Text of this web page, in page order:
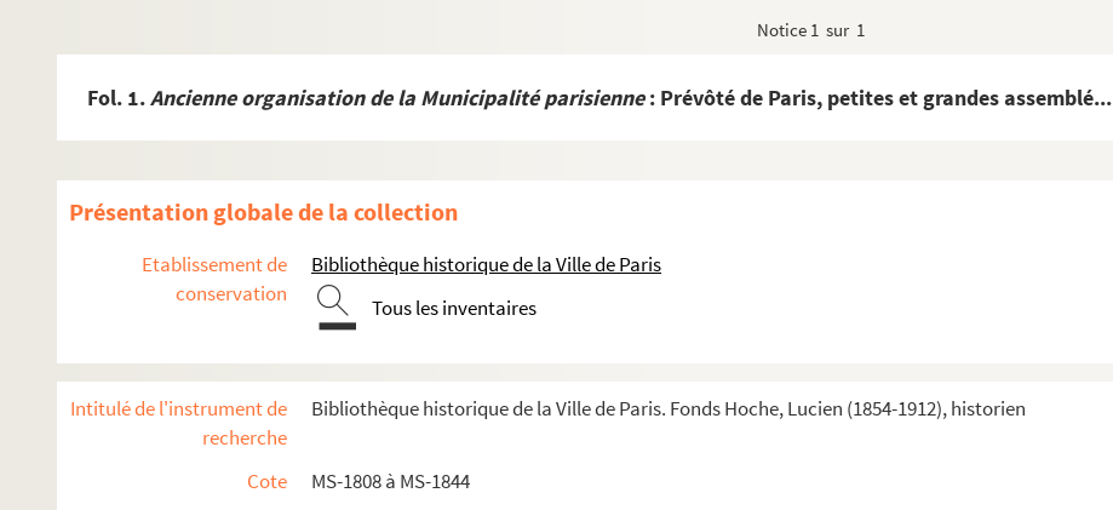
Notice 1 sur 1
Fol. 1.Ancienne organisation de la Municipalité parisienne: Prévôté de Paris, petites et grandes assemblé...
Présentation globale de la collection
Etablissement de
conservation
Bibliothèque historique de la Ville de Paris
Tous les inventaires
Intitulé de l'instrument de
recherche
Bibliothèque historique de la Ville de Paris. Fonds Hoche, Lucien (1854-1912), historien
Cote
MS-1808 à MS-1844